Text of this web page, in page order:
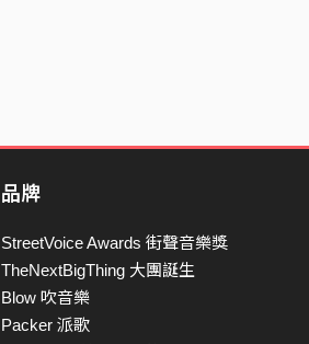
品牌
StreetVoice Awards 街聲音樂獎
TheNextBigThing 大團誕生
Blow 吹音樂
Packer 派歌